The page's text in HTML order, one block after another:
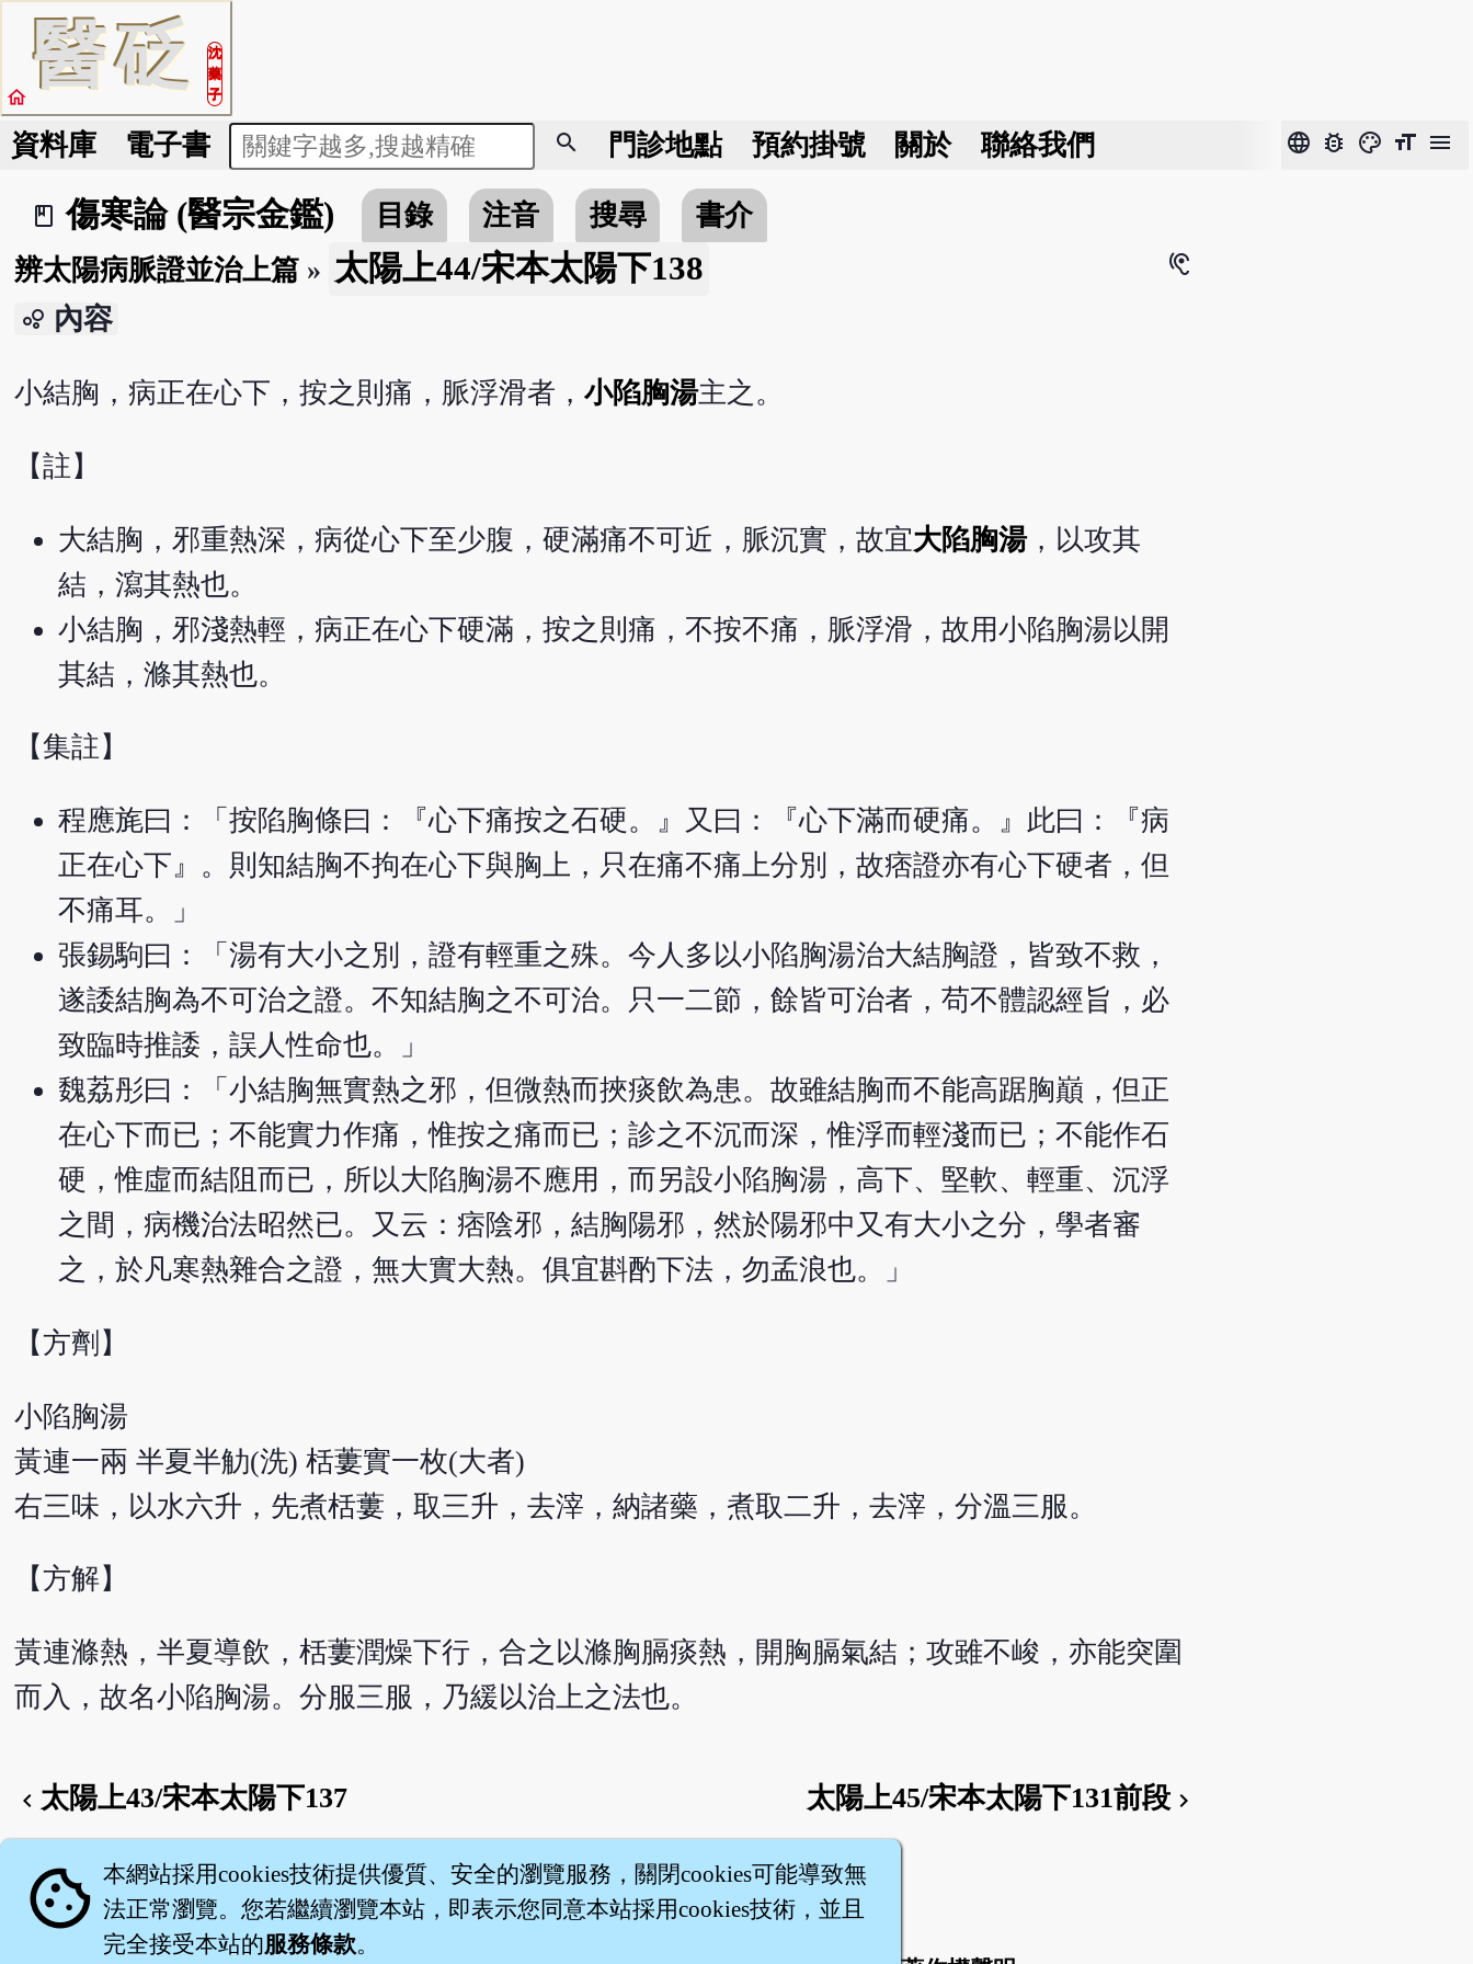
醫砭
沈
藥
子
home
資料庫 電子書 search 門診地點 預約掛號 關於 聯絡我們 language bug_report color_lens format_size menu
book_2
傷寒論 (醫宗金鑑) 目錄 注音 搜尋
書介
辨太陽病脈證並治上篇» 太陽上44/宋本太陽下138 hearing
bubble_chart 內容
小結胸，病正在心下，按之則痛，脈浮滑者， 小陷胸湯主之。
【註】
大結胸，邪重熱深，病從心下至少腹，硬滿痛不可近，脈沉實，故宜大陷胸湯，以攻其
結，瀉其熱也。
小結胸，邪淺熱輕，病正在心下硬滿，按之則痛，不按不痛，脈浮滑，故用小陷胸湯以開
其結，滌其熱也。
【集註】
程應旄曰：「按陷胸條曰：『心下痛按之石硬。』又曰：『心下滿而硬痛。』此曰：『病
正在心下』。則知結胸不拘在心下與胸上，只在痛不痛上分別，故痞證亦有心下硬者，但
不痛耳。」
張錫駒曰：「湯有大小之別，證有輕重之殊。今人多以小陷胸湯治大結胸證，皆致不救，
遂諉結胸為不可治之證。不知結胸之不可治。只一二節，餘皆可治者，苟不體認經旨，必
致臨時推諉，誤人性命也。」
魏荔彤曰：「小結胸無實熱之邪，但微熱而挾痰飲為患。故雖結胸而不能高踞胸巔，但正
在心下而已；不能實力作痛，惟按之痛而已；診之不沉而深，惟浮而輕淺而已；不能作石
硬，惟虛而結阻而已，所以大陷胸湯不應用，而另設小陷胸湯，高下、堅軟、輕重、沉浮
之間，病機治法昭然已。又云：痞陰邪，結胸陽邪，然於陽邪中又有大小之分，學者審
之，於凡寒熱雜合之證，無大實大熱。俱宜斟酌下法，勿孟浪也。」
【方劑】
小陷胸湯
黃連一兩 半夏半觔(洗) 栝蔞實一枚(大者)
右三味，以水六升，先煮栝蔞，取三升，去滓，納諸藥，煮取二升，去滓，分溫三服。
【方解】
黃連滌熱，半夏導飲，栝蔞潤燥下行，合之以滌胸膈痰熱，開胸膈氣結；攻雖不峻，亦能突圍
而入，故名小陷胸湯。分服三服，乃緩以治上之法也。
chevron_left 太陽上43/宋本太陽下137 太陽上45/宋本太陽下131前段chevron_right
English version
cookie 本網站採用cookies技術提供優質、安全的瀏覽服務，關閉cookies可能導致無
法正常瀏覽。您若繼續瀏覽本站，即表示您同意本站採用cookies技術，並且
完全接受本站的服務條款。